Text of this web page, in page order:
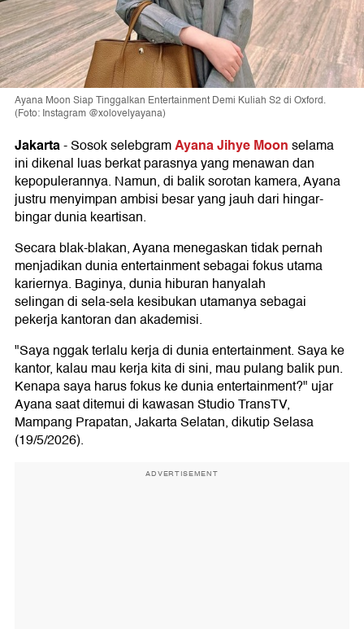
Ayana Moon Siap Tinggalkan Entertainment Demi Kuliah S2 di Oxford.
(Foto: Instagram @xolovelyayana)
Jakarta-Sosok selebgramAyana Jihye Moonselama
ini dikenal luas berkat parasnya yang menawan dan
kepopulerannya. Namun, di balik sorotan kamera, Ayana
justru menyimpan ambisi besar yang jauh dari hingar-
bingar dunia keartisan.
Secara blak-blakan, Ayana menegaskan tidak pernah
menjadikan dunia entertainment sebagai fokus utama
kariernya. Baginya, dunia hiburan hanyalah
selingan di sela-sela kesibukan utamanya sebagai
pekerja kantoran dan akademisi.
"Saya nggak terlalu kerja di dunia entertainment. Saya ke
kantor, kalau mau kerja kita di sini, mau pulang balik pun.
Kenapa saya harus fokus ke dunia entertainment?" ujar
Ayana saat ditemui di kawasan Studio TransTV,
Mampang Prapatan, Jakarta Selatan, dikutip Selasa
(19/5/2026).
ADVERTISEMENT